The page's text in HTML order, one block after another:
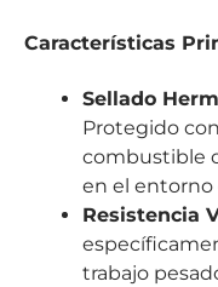
Características
Sellado
Protegido
combustible
en el entorno
Resistencia
trabajo